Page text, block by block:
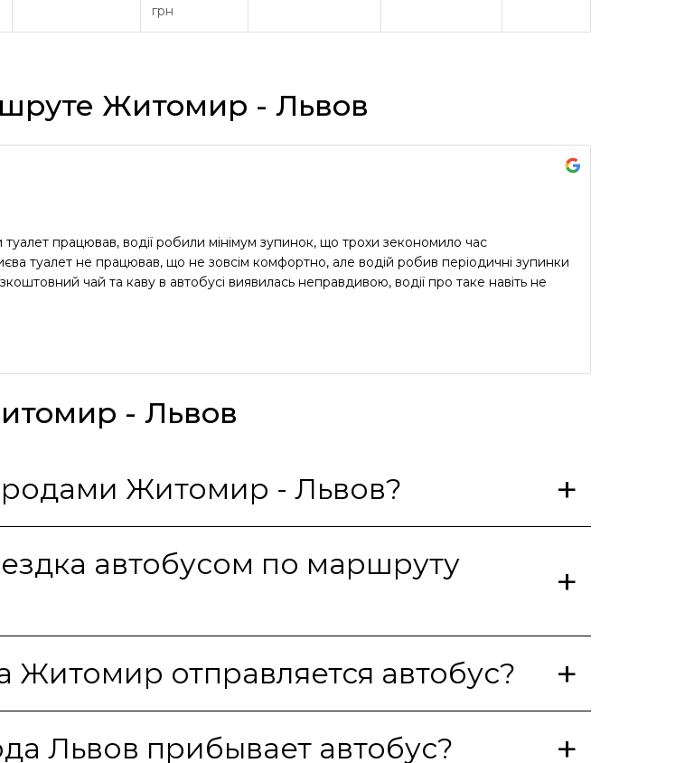
грн
Житомир - Львов
працював, водії робили мінімум зупинок, що трохи зекономило час
туалет не працював, що не зовсім комфортно, але водій робив періодичні зупинки
чай та каву в автобусі виявилась неправдивою, водії про таке навіть не
- Львов
Житомир - Львов?
автобусом по маршруту
Житомир отправляется автобус?
Львов прибывает автобус?